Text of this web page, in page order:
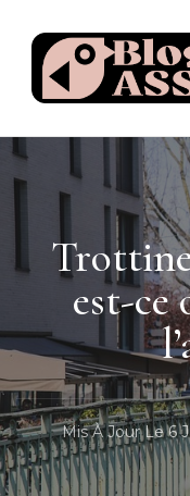
Blog-
Infos et conseils sur
est-ce
Mis À Jour Le6